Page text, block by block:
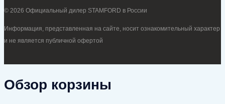
© 2026 Официальный дилер STAMFORD в России
Информация, представленная на сайте, носит ознакомительный характер
и не является публичной офертой
Обзор корзины